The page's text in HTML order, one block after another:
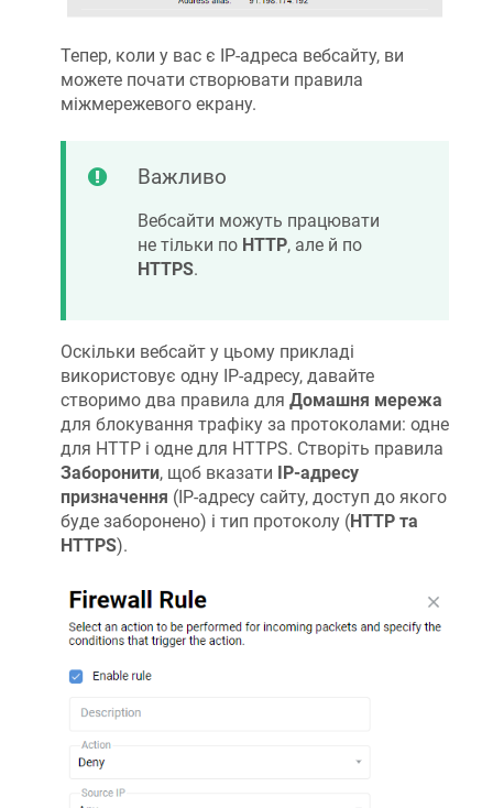
Тепер, коли у вас є IP-адреса вебсайту, ви
можете почати створювати правила
міжмережевого екрану.
Важливо
Вебсайти можуть працювати
не тільки по HTTP, але й по
HTTPS.
Оскільки вебсайт у цьому прикладі
використовує одну IP-адресу, давайте
створимо два правила для Домашня мережа
для блокування трафіку за протоколами: одне
для HTTP і одне для HTTPS. Створіть правила
Заборонити, щоб вказати IP-адресу
призначення (IP-адресу сайту, доступ до якого
буде заборонено) і тип протоколу (HTTP та
HTTPS).